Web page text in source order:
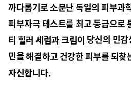
까다롭기로 소문난 독일의 피부과
피부자극 테스트를최고등급으로
티 힐러 세럼과크림이 당신의 민
민을해결하고 건강한피부를되찾
자신합니다.